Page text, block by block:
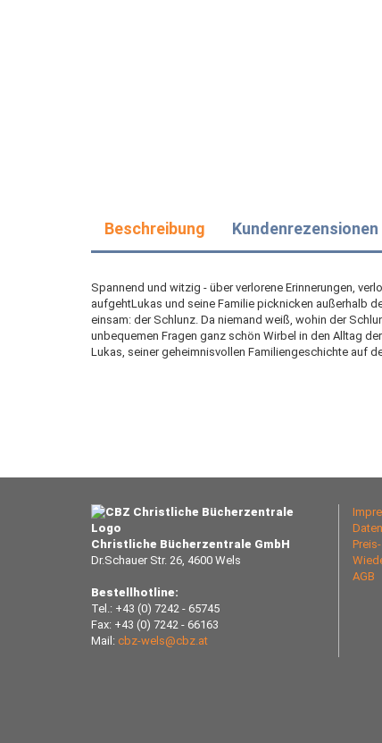
Beschreibung Kundenrezensionen
Spannend und witzig - über verlorene Erinnerungen,
aufgehtLukas und seine Familie picknicken außerhalb
einsam: der Schlunz. Da niemand weiß, wohin der
unbequemen Fragen ganz schön Wirbel in den Alltag
Lukas, seiner geheimnisvollen Familiengeschichte auf
Christliche Bücherzentrale GmbH
Dr.Schauer Str. 26, 4600 Wels
Bestellhotline:
Tel.: +43 (0) 7242 - 65745
Fax: +43 (0) 7242 - 66163
Mail: cbz-wels@cbz.at
AGB